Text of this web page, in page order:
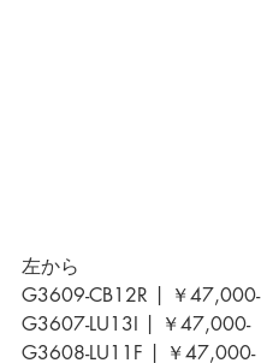
左から
G3609-CB12R | ￥47,000-
G3607-LU13I | ￥47,000-
G3608-LU11F | ￥47,000-